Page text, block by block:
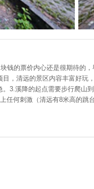
钱的票价内心还是很期待的
，清远的景区内容丰富好玩
3.溪降的起点需要步行爬山
任何刺激（清远有8米高的跳台